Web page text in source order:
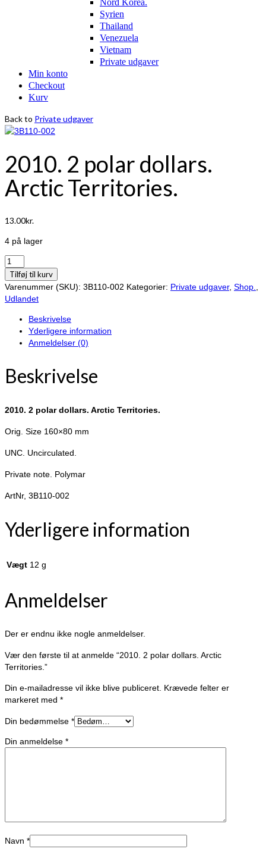
Nord Korea.
Syrien
Thailand
Venezuela
Vietnam
Private udgaver
Min konto
Checkout
Kurv
Back to Private udgaver
2010. 2 polar dollars.
Arctic Territories.
13.00kr.
4 på lager
2010.
2
polar
dollars.
Territories.
antal
Tilføj til kurv
Varenummer (SKU): 3B110-002 Kategorier: Private udgaver, Shop.
Udlandet
Beskrivelse
Yderligere information
Anmeldelser (0)
Beskrivelse
2010. 2 polar dollars. Arctic Territories.
Orig. Size 160×80 mm
UNC. Uncirculated.
Private note. Polymar
ArtNr, 3B110-002
Yderligere information
Vægt 12 g
Anmeldelser
Der er endnu ikke nogle anmeldelser.
Vær den første til at anmelde “2010. 2 polar dollars. Arctic
Territories.”
Din e-mailadresse vil ikke blive publiceret. Krævede felter er
markeret med *
Din bedømmelse *
Din anmeldelse *
Navn *